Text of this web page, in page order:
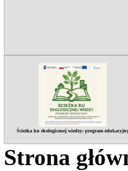
Ścieżka ku ekologicznej wiedzy: program
Strona